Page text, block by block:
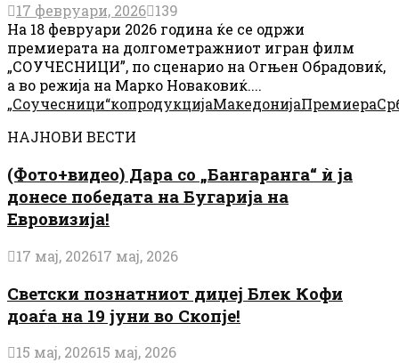
17 февруари, 2026 139
На 18 февруари 2026 година ќе се одржи
премиерата на долгометражниот игран филм
„СОУЧЕСНИЦИ”, по сценарио на Огњен Обрадовиќ,
а во режија на Марко Новаковиќ....
„Соучесници“копродукцијаМакедонијаПремиера
НАЈНОВИ ВЕСТИ
(Фото+видео) Дара со „Бангаранга“ ѝ ја
донесе победата на Бугарија на
Евровизија!
17 мај, 202617 мај, 2026
Светски познатниот диџеј Блек Кофи
доаѓа на 19 јуни во Скопје!
15 мај, 202615 мај, 2026